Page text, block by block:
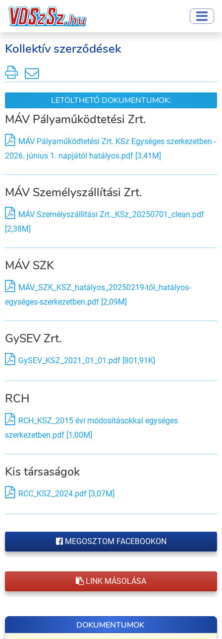
Kollektív szerződések
LETÖLTHETŐ DOKUMENTUMOK:
MÁV Pályaműködtetési Zrt.
MÁV Pályaműködtetési Zrt. KSz Egységes szerkezetben -
2026. június 1. napjától hatályos.pdf [3,41M]
MÁV Személyszállítási Zrt.
MÁV Személyszállítási Zrt._KSz_20250701_clean.pdf
[2,38M]
MÁV SZK
MÁV_SZK_KSZ_hatályos_20250219-től_hatályos-
egységes-szerkezetben.pdf [2,09M]
GySEV Zrt.
GySEV_KSZ_2021_01_01.pdf [801,91K]
RCH
RCH_KSZ_2015 évi módosításokkal egységes
szerkezetben.pdf [1,00M]
Kis társaságok
RCC_KSZ_2024.pdf [3,07M]
MEGOSZTOM FACEBOOKON
LINK MÁSOLÁSA
DOKUMENTUMOK